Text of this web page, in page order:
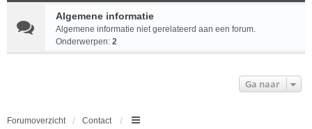
Algemene informatie
Algemene informatie niet gerelateerd aan een forum.
Onderwerpen: 2
Ga naar
Forumoverzicht Contact